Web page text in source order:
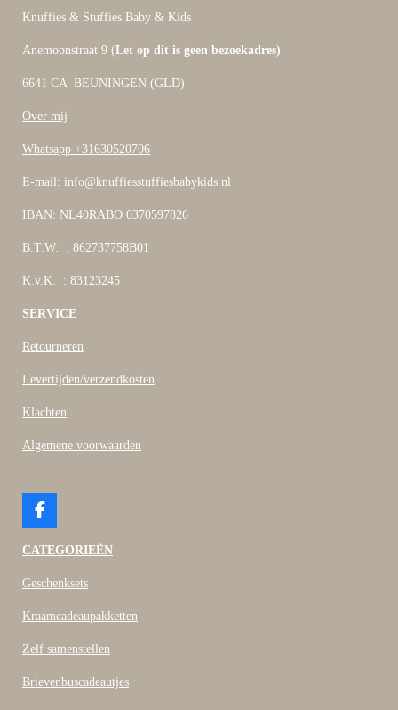
Knuffies & Stuffies Baby & Kids
Anemoonstraat 9 (Let op dit is geen bezoekadres)
6641 CA BEUNINGEN (GLD)
Over mij
Whatsapp +31630520706
E-mail: info@knuffiesstuffiesbabykids.nl
IBAN: NL40RABO 0370597826
B.T.W. : 862737758B01
K.v.K. : 83123245
SERVICE
Retourneren
Levertijden/verzendkosten
Klachten
Algemene voorwaarden
F
c
b
o
CATEGORIEËN
Geschenksets
Kraamcadeaupakketten
Zelf samenstellen
Brievenbuscadeautjes